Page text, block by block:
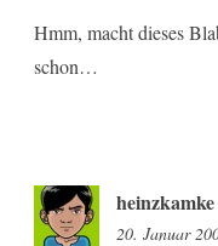
Hmm, macht dieses
schon…
heinzkamke
20. Januar